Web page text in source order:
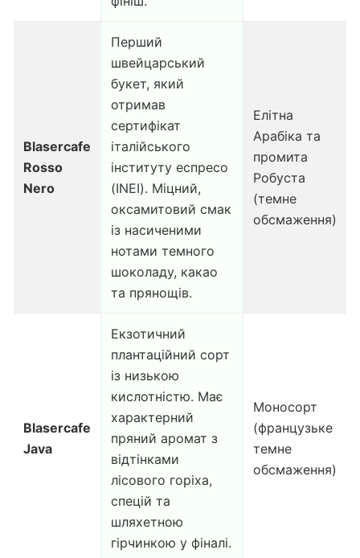
Blasercafe
Rosso
Nero
Перший
швейцарський
букет, який
отримав
сертифікат
італійського
інституту еспресо
(INEI). Міцний,
оксамитовий смак
із насиченими
нотами темного
шоколаду, какао
та прянощів.
Елітна
Арабіка та
промита
Робуста
(темне
обсмаження)
Blasercafe
Java
Екзотичний
плантаційний сорт
із низькою
кислотністю. Має
характерний
пряний аромат з
відтінками
лісового горіха,
спецій та
шляхетною
гірчинкою у фіналі.
Моносорт
(французьке
темне
обсмаження)